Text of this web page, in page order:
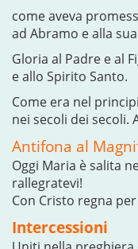
come aveva
ad Abramo e alla
Gloria al Padre e al
e allo Spirito Santo.
Come era nel
nei secoli dei secoli.
Antifona al
Oggi Maria è salita
rallegratevi!
Con Cristo regna
Intercessioni